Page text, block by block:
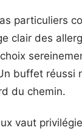
particuliers
clair des
buffet réussi
du chemin.
vaut